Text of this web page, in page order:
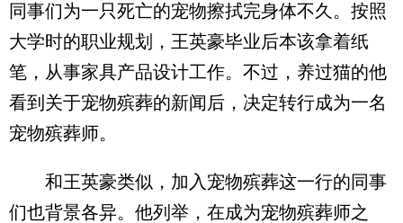
同事们为一只死亡的宠物擦拭完身体不久。按照
大学时的职业规划，王英豪毕业后本该拿着纸
笔，从事家具产品设计工作。不过，养过猫的他
看到关于宠物殡葬的新闻后，决定转行成为一名
宠物殡葬师。
和王英豪类似，加入宠物殡葬这一行的同事
们也背景各异。他列举，在成为宠物殡葬师之